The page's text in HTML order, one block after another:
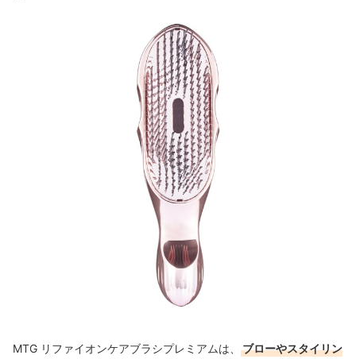
MTG リファイオンケアブラシプレミアムは、 ブローやスタイリン